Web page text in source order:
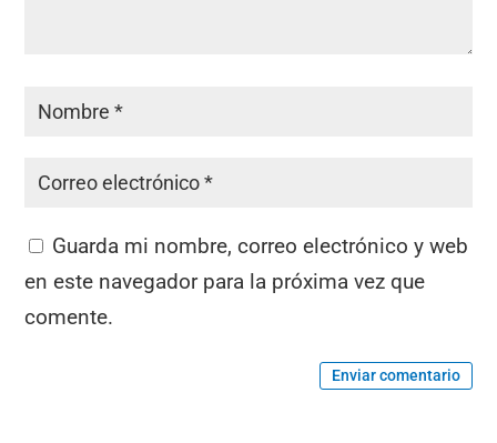
Guarda mi nombre, correo electrónico y web
en este navegador para la próxima vez que
comente.
Enviar comentario